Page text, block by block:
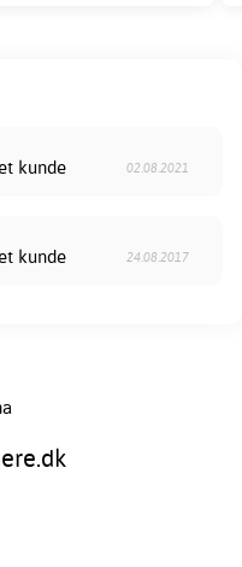
kunde 02.08.2021
kunde 24.08.2017